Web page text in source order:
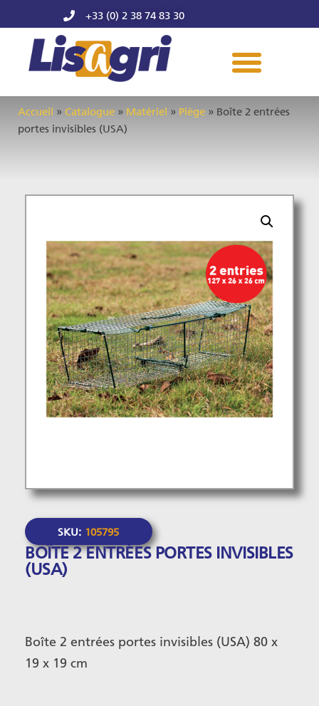
+33 (0) 2 38 74 83 30
Accueil » Catalogue » Matériel » Piège » Boîte 2 entrées
portes invisibles (USA)
SKU: 105795
BOÎTE 2 ENTRÉES PORTES INVISIBLES
(USA)
Boîte 2 entrées portes invisibles (USA) 80 x
19 x 19 cm